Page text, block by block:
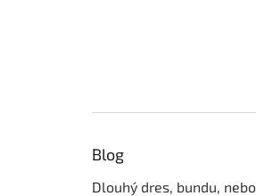
Blog
Dlouhý dres, bundu,